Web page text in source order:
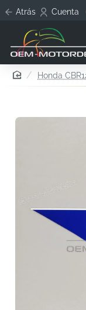
Atrás Cuenta
homeHonda